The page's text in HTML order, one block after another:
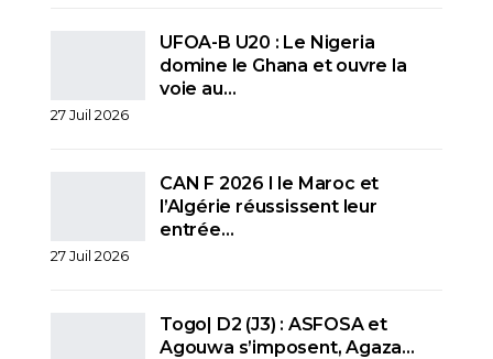
UFOA-B U20 : Le Nigeria
domine le Ghana et ouvre la
voie au…
27 Juil 2026
CAN F 2026 I le Maroc et
l’Algérie réussissent leur
entrée…
27 Juil 2026
Togo| D2 (J3) : ASFOSA et
Agouwa s’imposent, Agaza…